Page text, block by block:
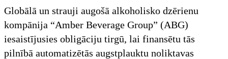
Globālā un strauji augošā alkoholisko dzērienu
kompānija “Amber Beverage Group” (ABG)
iesaistījusies obligāciju tirgū, lai finansētu tās
pilnībā automatizētās augstplauktu noliktavas